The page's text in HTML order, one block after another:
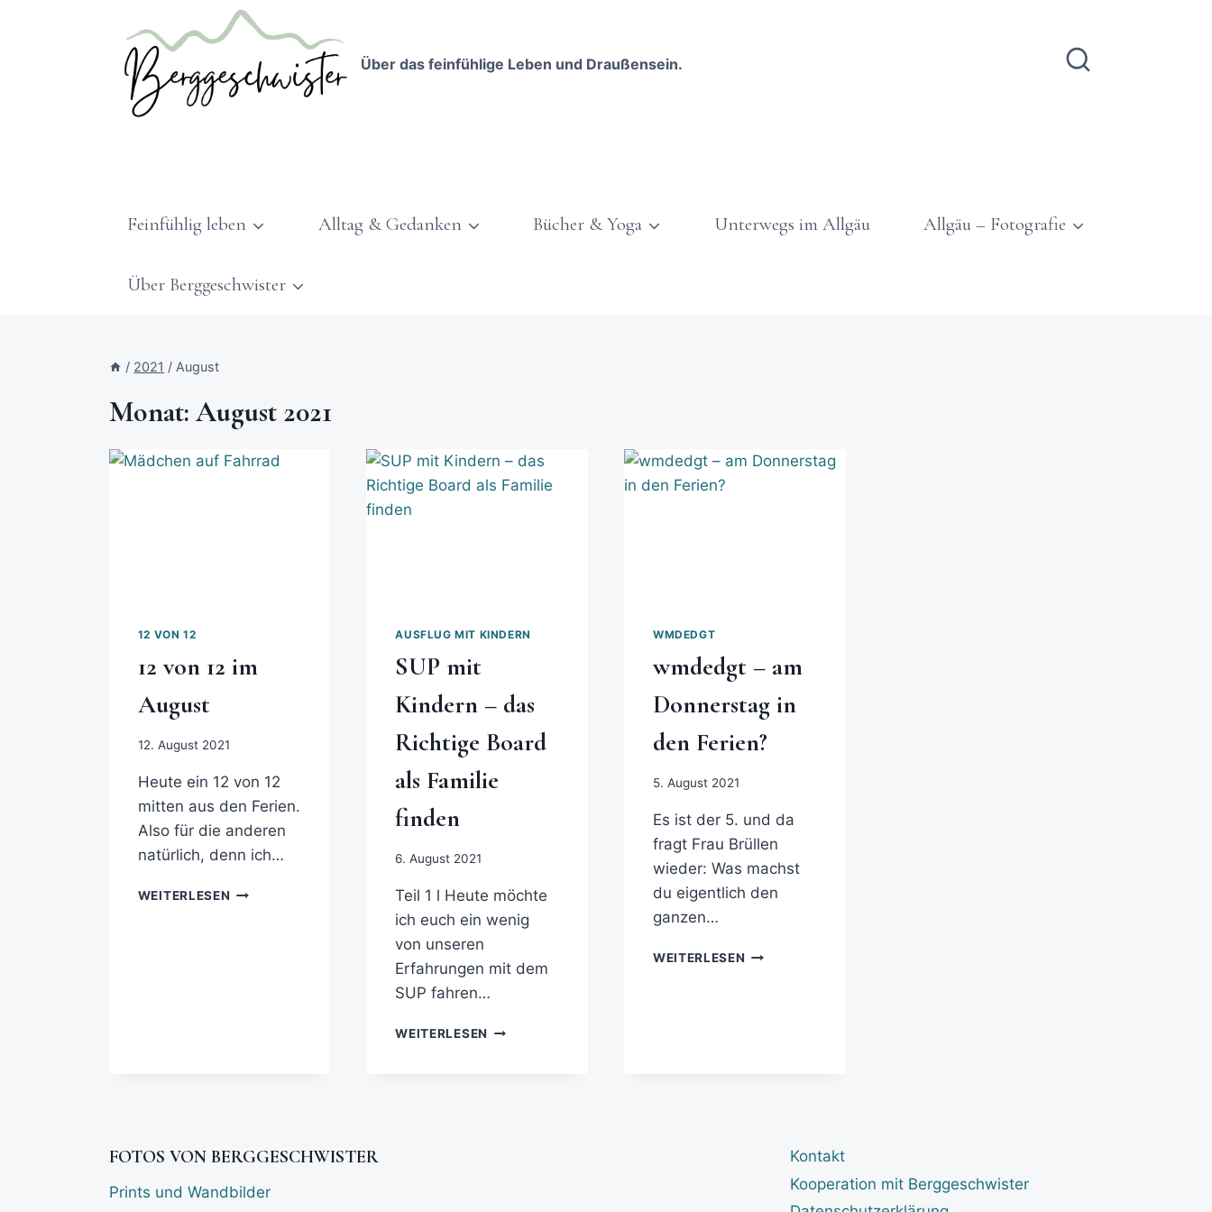
Über das feinfühlige Leben und Draußensein.
Feinfühlig leben Alltag & Gedanken Bücher & Yoga Unterwegs im Allgäu Allgäu – Fotografie
Über Berggeschwister
/ 2021 / August
Monat: August 2021
12 VON 12
12 von 12 im
August
12. August 2021
Heute ein 12 von 12
mitten aus den Ferien.
Also für die anderen
natürlich, denn ich…
WEITERLESEN
AUSFLUG MIT KINDERN
SUP mit
Kindern – das
Richtige Board
als Familie
finden
6. August 2021
Teil 1 l Heute möchte
ich euch ein wenig
von unseren
Erfahrungen mit dem
SUP fahren…
WEITERLESEN
WMDEDGT
wmdedgt – am
Donnerstag in
den Ferien?
5. August 2021
Es ist der 5. und da
fragt Frau Brüllen
wieder: Was machst
du eigentlich den
ganzen…
WEITERLESEN
FOTOS VON BERGGESCHWISTER
Prints und Wandbilder
Kontakt
Kooperation mit Berggeschwister